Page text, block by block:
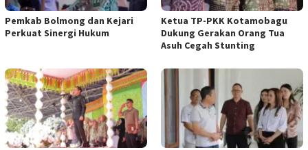
Pemkab Bolmong dan Kejari
Perkuat Sinergi Hukum
Ketua TP-PKK Kotamobagu
Dukung Gerakan Orang Tua
Asuh Cegah Stunting